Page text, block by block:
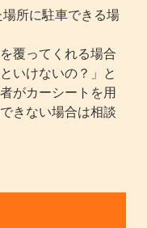
所に駐車できる場
覆ってくれる場合
いけないの？」と
がカーシートを用
きない場合は相談